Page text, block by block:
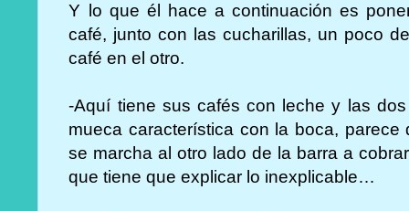
Y lo que él hace a continuación es
café, junto con las cucharillas, un poco
café en el otro.
-Aquí tiene sus cafés con leche y las
mueca característica con la boca, parece
se marcha al otro lado de la barra a
que tiene que explicar lo inexplicable…